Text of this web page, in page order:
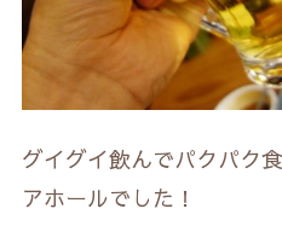
グイグイ飲んでパクパク
アホールでした！